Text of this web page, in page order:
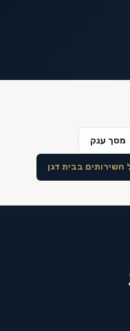
מסך ענק
השירותים בבית דגן